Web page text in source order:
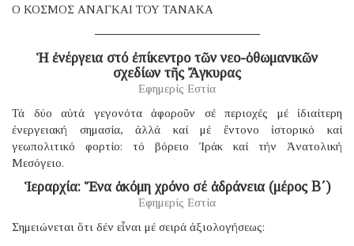
Ο ΚΟΣΜΟΣ ΑΝΑΓΚΑΙ ΤΟΥ ΤΑΝΑΚΑ
Ἡ ἐνέργεια στό ἐπίκεντρο τῶν νεο-ὀθωμανικῶν
σχεδίων τῆς Ἄγκυρας
Εφημερίς Εστία
Τά δύο αὐτά γεγονότα ἀφοροῦν σέ περιοχές μέ ἰδιαίτερη
ἐνεργειακή σημασία, ἀλλά καί μέ ἔντονο ἱστορικό καί
γεωπολιτικό φορτίο: τό βόρειο Ἰράκ καί τήν Ἀνατολική
Μεσόγειο.
Ἱεραρχία: Ἕνα ἀκόμη χρόνο σέ ἀδράνεια (μέρος B΄)
Εφημερίς Εστία
Σημειώνεται ὅτι δέν εἶναι μέ σειρά ἀξιολογήσεως: